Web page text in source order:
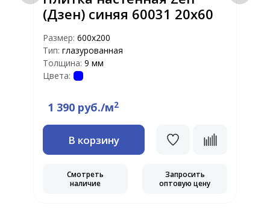
(Дзен) синяя 60031 20х60
Размер: 600х200
Тип: глазурованная
Толщина: 9 мм
Цвета:
1 390 руб./м2
В корзину
Смотреть
наличие
Запросить
оптовую цену